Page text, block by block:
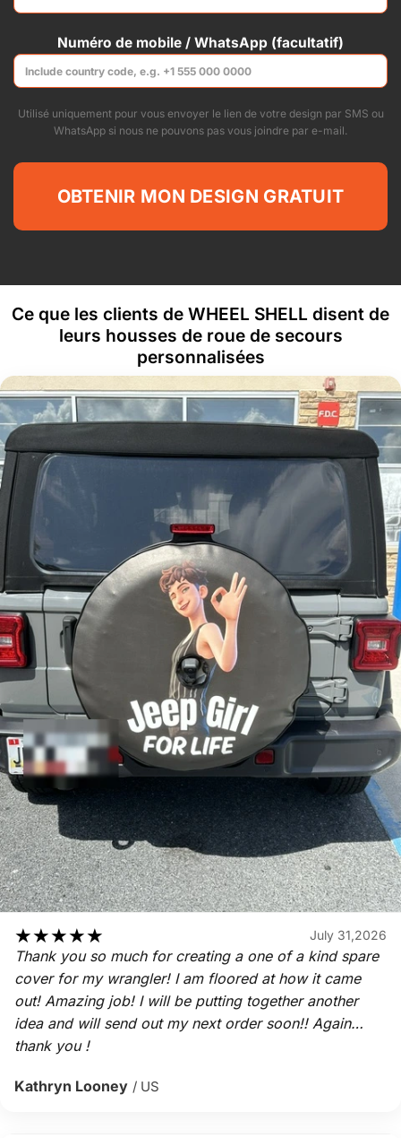
Numéro de mobile / WhatsApp (facultatif)
Utilisé uniquement pour vous envoyer le lien de votre design par SMS ou
WhatsApp si nous ne pouvons pas vous joindre par e-mail.
Ce que les clients de WHEEL SHELL disent de
leurs housses de roue de secours
personnalisées
★★★★★ July 31,2026
Thank you so much for creating a one of a kind spare
cover for my wrangler! I am floored at how it came
out! Amazing job! I will be putting together another
idea and will send out my next order soon!! Again…
thank you !
Kathryn Looney / US